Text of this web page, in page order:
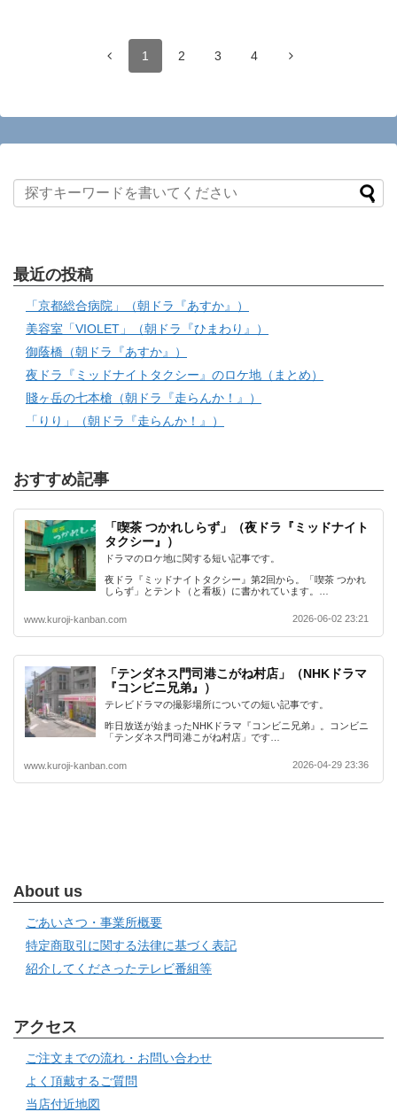
1 2 3 4
最近の投稿
「京都総合病院」（朝ドラ『あすか』）
美容室「VIOLET」（朝ドラ『ひまわり』）
御蔭橋（朝ドラ『あすか』）
夜ドラ『ミッドナイトタクシー』のロケ地（まとめ）
賤ヶ岳の七本槍（朝ドラ『走らんか！』）
「りり」（朝ドラ『走らんか！』）
おすすめ記事
「喫茶 つかれしらず」（夜ドラ『ミッドナイト
タクシー』）
ドラマのロケ地に関する短い記事です。
夜ドラ『ミッドナイトタクシー』第2回から。「喫茶 つかれ
しらず」とテント（と看板）に書かれています。…
www.kuroji-kanban.com 2026-06-02 23:21
「テンダネス門司港こがね村店」（NHKドラマ
『コンビニ兄弟』）
テレビドラマの撮影場所についての短い記事です。
昨日放送が始まったNHKドラマ『コンビニ兄弟』。コンビニ
「テンダネス門司港こがね村店」です…
www.kuroji-kanban.com 2026-04-29 23:36
About us
ごあいさつ・事業所概要
特定商取引に関する法律に基づく表記
紹介してくださったテレビ番組等
アクセス
ご注文までの流れ・お問い合わせ
よく頂戴するご質問
当店付近地図